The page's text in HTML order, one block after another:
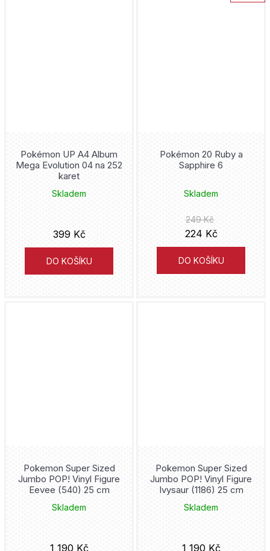
Pokémon UP A4 Album
Mega Evolution 04 na 252
karet
Skladem
399 Kč
DO KOŠÍKU
Pokémon 20 Ruby a
Sapphire 6
Skladem
249 Kč
224 Kč
DO KOŠÍKU
Pokemon Super Sized
Jumbo POP! Vinyl Figure
Eevee (540) 25 cm
Skladem
1 190 Kč
Pokemon Super Sized
Jumbo POP! Vinyl Figure
Ivysaur (1186) 25 cm
Skladem
1 190 Kč